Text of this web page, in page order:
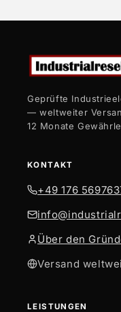
Geprüfte
— weltweiter
12 Monate
KONTAKT
+49 176
Über den
Versand
LEISTUNGEN